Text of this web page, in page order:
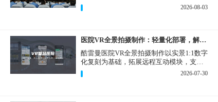
设和教学培训，持续推进科技赋能生态环
境执法，夯实队伍办案“基本功”。
2026-08-03
医院VR全景拍摄制作：轻量化部署，解决医患真实痛点
酷雷曼医院VR全景拍摄制作以实景1:1数字
化复刻为基础，拓展远程互动模块，支持
定制，轻量化搭建部署，可挂载在公众
号、官网等线上平台。
2026-07-30